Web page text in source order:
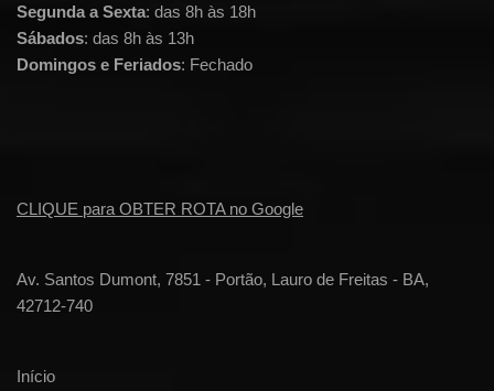
Segunda a Sexta: das 8h às 18h
Sábados: das 8h às 13h
Domingos e Feriados: Fechado
CLIQUE para OBTER ROTA no Google
Av. Santos Dumont, 7851 - Portão, Lauro de Freitas - BA,
42712-740
Início